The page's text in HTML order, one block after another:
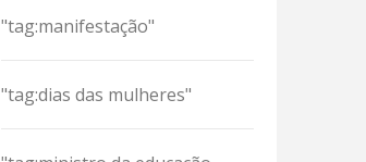
"tag:manifestação"
"tag:dias das mulheres"